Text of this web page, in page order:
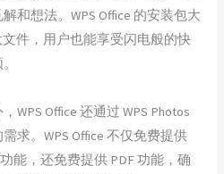
和想法。WPS Office 的安装包大
文件，用户也能享受闪电般的快
WPS Office 还通过 WPS Photos
求。WPS Office 不仅免费提供
能，还免费提供 PDF 功能，确